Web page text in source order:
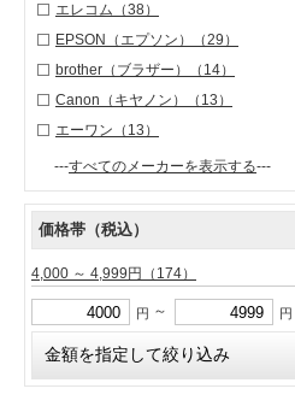
エレコム （38）
EPSON（エプソン）
（29）
brother（ブラザー）
（14）
Canon（キヤノン）
（13）
エーワン （13）
---すべてのメーカーを表示する---
価格帯（税込）
4,000 ～ 4,999円 （174）
円 ～ 円